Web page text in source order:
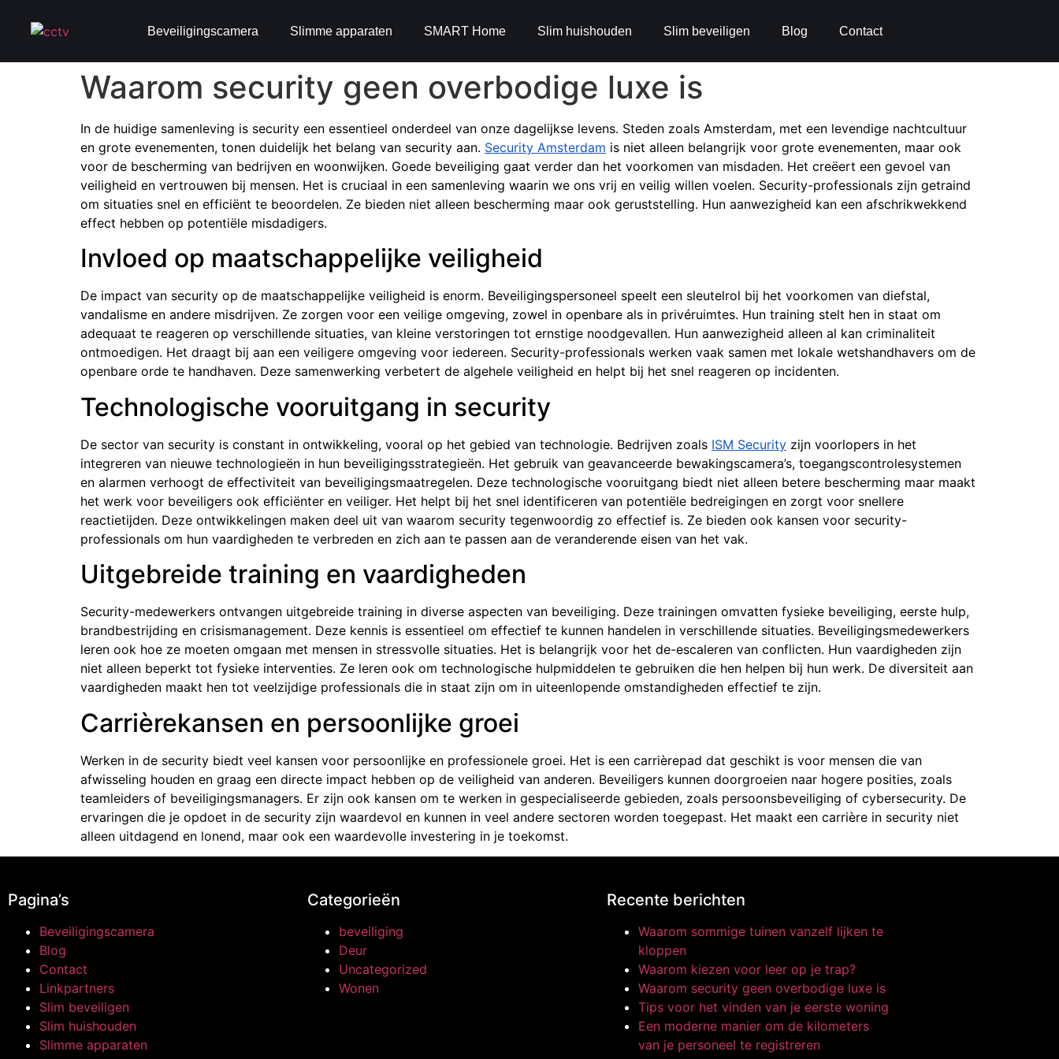
Beveiligingscamera Slimme apparaten SMART Home Slim huishouden Slim beveiligen Blog Contact
Waarom security geen overbodige luxe is
In de huidige samenleving is security een essentieel onderdeel van onze dagelijkse levens. Steden zoals Amsterdam, met een levendige nachtcultuur
en grote evenementen, tonen duidelijk het belang van security aan. Security Amsterdam is niet alleen belangrijk voor grote evenementen, maar ook
voor de bescherming van bedrijven en woonwijken. Goede beveiliging gaat verder dan het voorkomen van misdaden. Het creëert een gevoel van
veiligheid en vertrouwen bij mensen. Het is cruciaal in een samenleving waarin we ons vrij en veilig willen voelen. Security-professionals zijn getraind
om situaties snel en efficiënt te beoordelen. Ze bieden niet alleen bescherming maar ook geruststelling. Hun aanwezigheid kan een afschrikwekkend
effect hebben op potentiële misdadigers.
Invloed op maatschappelijke veiligheid
De impact van security op de maatschappelijke veiligheid is enorm. Beveiligingspersoneel speelt een sleutelrol bij het voorkomen van diefstal,
vandalisme en andere misdrijven. Ze zorgen voor een veilige omgeving, zowel in openbare als in privéruimtes. Hun training stelt hen in staat om
adequaat te reageren op verschillende situaties, van kleine verstoringen tot ernstige noodgevallen. Hun aanwezigheid alleen al kan criminaliteit
ontmoedigen. Het draagt bij aan een veiligere omgeving voor iedereen. Security-professionals werken vaak samen met lokale wetshandhavers om de
openbare orde te handhaven. Deze samenwerking verbetert de algehele veiligheid en helpt bij het snel reageren op incidenten.
Technologische vooruitgang in security
De sector van security is constant in ontwikkeling, vooral op het gebied van technologie. Bedrijven zoals ISM Security zijn voorlopers in het
integreren van nieuwe technologieën in hun beveiligingsstrategieën. Het gebruik van geavanceerde bewakingscamera’s, toegangscontrolesystemen
en alarmen verhoogt de effectiviteit van beveiligingsmaatregelen. Deze technologische vooruitgang biedt niet alleen betere bescherming maar maakt
het werk voor beveiligers ook efficiënter en veiliger. Het helpt bij het snel identificeren van potentiële bedreigingen en zorgt voor snellere
reactietijden. Deze ontwikkelingen maken deel uit van waarom security tegenwoordig zo effectief is. Ze bieden ook kansen voor security-
professionals om hun vaardigheden te verbreden en zich aan te passen aan de veranderende eisen van het vak.
Uitgebreide training en vaardigheden
Security-medewerkers ontvangen uitgebreide training in diverse aspecten van beveiliging. Deze trainingen omvatten fysieke beveiliging, eerste hulp,
brandbestrijding en crisismanagement. Deze kennis is essentieel om effectief te kunnen handelen in verschillende situaties. Beveiligingsmedewerkers
leren ook hoe ze moeten omgaan met mensen in stressvolle situaties. Het is belangrijk voor het de-escaleren van conflicten. Hun vaardigheden zijn
niet alleen beperkt tot fysieke interventies. Ze leren ook om technologische hulpmiddelen te gebruiken die hen helpen bij hun werk. De diversiteit aan
vaardigheden maakt hen tot veelzijdige professionals die in staat zijn om in uiteenlopende omstandigheden effectief te zijn.
Carrièrekansen en persoonlijke groei
Werken in de security biedt veel kansen voor persoonlijke en professionele groei. Het is een carrièrepad dat geschikt is voor mensen die van
afwisseling houden en graag een directe impact hebben op de veiligheid van anderen. Beveiligers kunnen doorgroeien naar hogere posities, zoals
teamleiders of beveiligingsmanagers. Er zijn ook kansen om te werken in gespecialiseerde gebieden, zoals persoonsbeveiliging of cybersecurity. De
ervaringen die je opdoet in de security zijn waardevol en kunnen in veel andere sectoren worden toegepast. Het maakt een carrière in security niet
alleen uitdagend en lonend, maar ook een waardevolle investering in je toekomst.
Pagina’s
Beveiligingscamera
Blog
Contact
Linkpartners
Slim beveiligen
Slim huishouden
Slimme apparaten
Categorieën
beveiliging
Deur
Uncategorized
Wonen
Recente berichten
Waarom sommige tuinen vanzelf lijken te
kloppen
Waarom kiezen voor leer op je trap?
Waarom security geen overbodige luxe is
Tips voor het vinden van je eerste woning
Een moderne manier om de kilometers
van je personeel te registreren